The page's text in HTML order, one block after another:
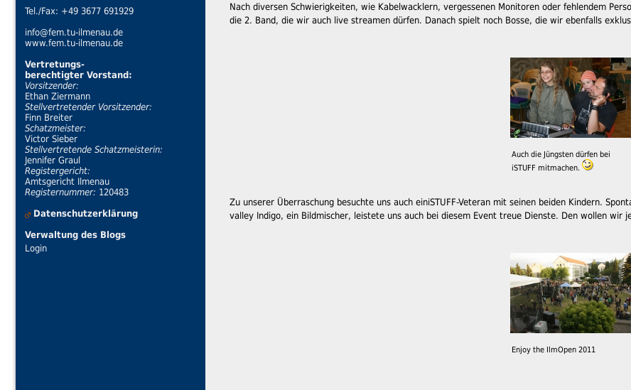
Tel./Fax: +49 3677 691929
info@fem.tu-ilmenau.de
www.fem.tu-ilmenau.de
Vertretungs-
berechtigter Vorstand:
Vorsitzender:
Ethan Ziermann
Stellvertretender Vorsitzender:
Finn Breiter
Schatzmeister:
Victor Sieber
Stellvertretende Schatzmeisterin:
Jennifer Graul
Registergericht:
Amtsgericht Ilmenau
Registernummer: 120483
Datenschutzerklärung
Verwaltung des Blogs
Login
Nach diversen Schwierigkeiten, wie Kabelwacklern, vergessenen Monitoren oder fehlendem
die 2. Band, die wir auch live streamen dürfen. Danach spielt noch Bosse, die wir ebenfalls
Auch die Jüngsten dürfen bei
iSTUFF mitmachen.
Zu unserer Überraschung besuchte uns auch einiSTUFF-Veteran mit seinen beiden Kindern.
valley Indigo, ein Bildmischer, leistete uns auch bei diesem Event treue Dienste. Den wollen wir
Enjoy the IlmOpen 2011